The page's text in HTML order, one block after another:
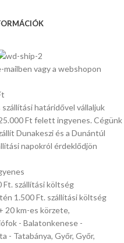
vagy a webshopon
határidővel vállaljuk
Ft felett ingyenes. Cégünk
Dunakeszi és a Dunántúl
napokról érdeklődjön
szállítási költség
1.500 Ft. szállítási költség
20 km-es körzete,
- Balatonkenese -
- Tatabánya, Győr, Győr,